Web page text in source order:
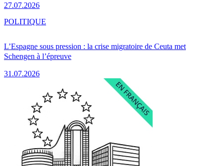
27.07.2026
L’Espagne sous pression : la crise migratoire de Ceuta met
Schengen à l’épreuve
31.07.2026
POLITIQUE